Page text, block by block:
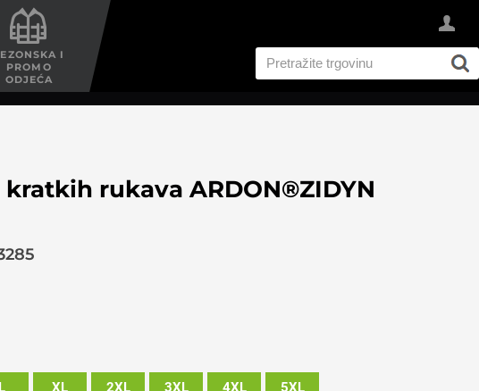
I
PROMO
ODJEĆA
rukava ARDON®ZIDYN
L XL 2XL 3XL 4XL 5XL